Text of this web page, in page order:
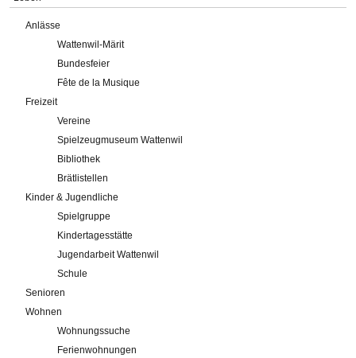
Anlässe
Wattenwil-Märit
Bundesfeier
Fête de la Musique
Freizeit
Vereine
Spielzeugmuseum Wattenwil
Bibliothek
Brätlistellen
Kinder & Jugendliche
Spielgruppe
Kindertagesstätte
Jugendarbeit Wattenwil
Schule
Senioren
Wohnen
Wohnungssuche
Ferienwohnungen